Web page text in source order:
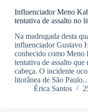
Influenciador Meno
tentativa de assalto no
Na madrugada desta
influenciador Gustavo
conhecido como Meno
tentativa de assalto
cabeça. O incidente
litorânea de São
Érica Santos